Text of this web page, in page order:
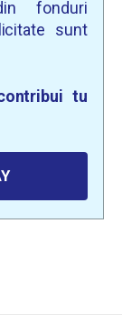
fonduri
sunt
tu